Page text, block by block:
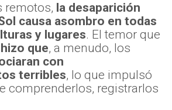
remotos, la desaparición
causa asombro en todas
y lugares. El temor que
hizo que, a menudo, los
con
terribles, lo que impulsó
comprenderlos, registrarlos